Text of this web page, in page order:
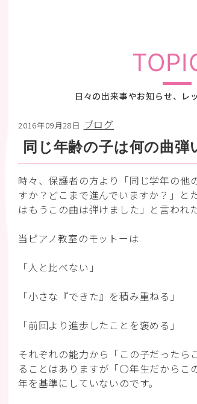
日々の出来事やお知らせ、レ
2016年09月28日 ブログ
同じ年齢の子は何の曲弾
時々、保護者の方より「同じ学年の他
すか？どこまで進んでいますか？」と
はもうこの曲は弾けました」と言われ
当ピアノ教室のモットーは
「人と比べない」
「小さな『できた』を積み重ねる」
「前回より進歩したことを褒める」
それぞれの能力から「この子だったら
ることはありますが「〇年生だからこ
年を基準にしていないのです。